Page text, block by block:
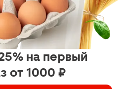
на первый
от 1000 ₽